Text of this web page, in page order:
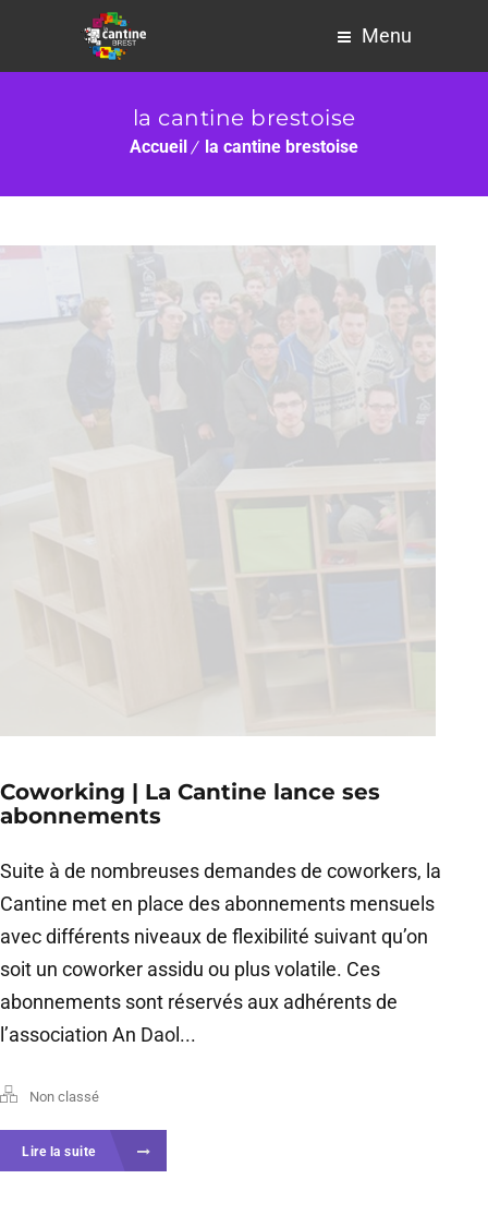
Menu
la cantine brestoise
Accueil la cantine brestoise
Coworking | La Cantine lance ses
abonnements
Suite à de nombreuses demandes de coworkers, la
Cantine met en place des abonnements mensuels
avec différents niveaux de flexibilité suivant qu’on
soit un coworker assidu ou plus volatile. Ces
abonnements sont réservés aux adhérents de
l’association An Daol...
Non classé
Lire la suite